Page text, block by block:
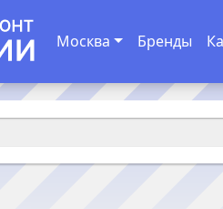
Москва Бренды